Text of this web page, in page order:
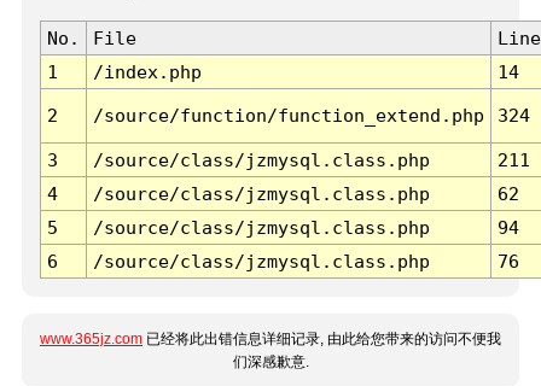
No. File
Line
1
/index.php 14
2 /source/function/function_extend.php 324
3 /source/class/jzmysql.class.php
211
4
/source/class/jzmysql.class.php
62
5
/source/class/jzmysql.class.php
94
6
/source/class/jzmysql.class.php 76
www.365jz.com 已经将此出错信息详细记录, 由此给您带来的访问不便我
们深感歉意.